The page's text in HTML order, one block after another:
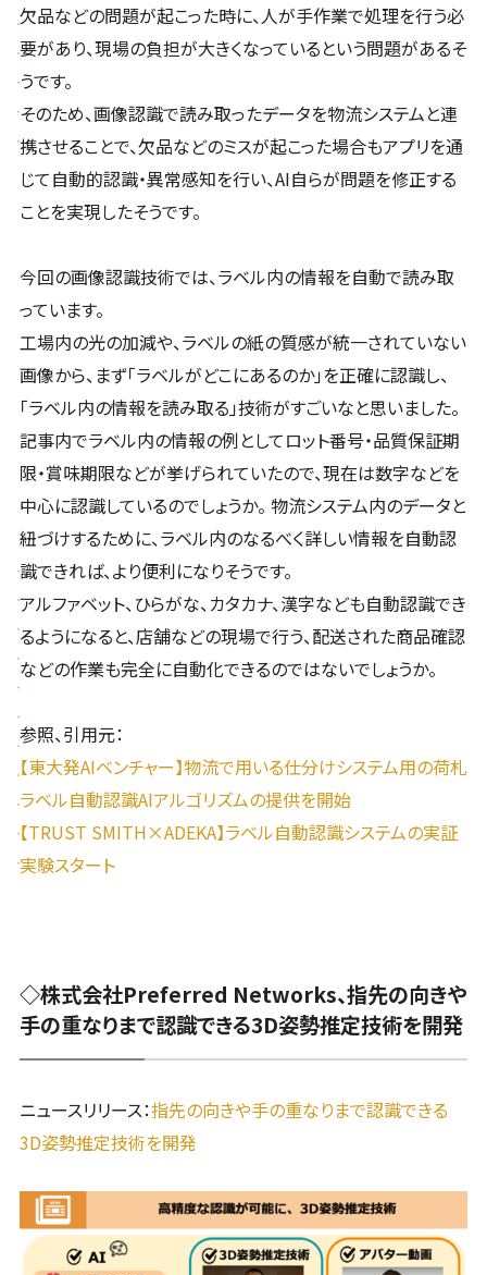
欠品などの問題が起こった時に、人が手作業で処理を行う必
要があり、現場の負担が大きくなっているという問題があるそ
うです。
そのため、画像認識で読み取ったデータを物流システムと連
携させることで、欠品などのミスが起こった場合もアプリを通
じて自動的認識・異常感知を行い、AI自らが問題を修正する
ことを実現したそうです。
今回の画像認識技術では、ラベル内の情報を自動で読み取
っています。
工場内の光の加減や、ラベルの紙の質感が統一されていない
画像から、まず「ラベルがどこにあるのか」を正確に認識し、
「ラベル内の情報を読み取る」技術がすごいなと思いました。
記事内でラベル内の情報の例としてロット番号・品質保証期
限・賞味期限などが挙げられていたので、現在は数字などを
中心に認識しているのでしょうか。 物流システム内のデータと
紐づけするために、ラベル内のなるべく詳しい情報を自動認
識できれば、より便利になりそうです。
アルファベット、ひらがな、カタカナ、漢字なども自動認識でき
るようになると、店舗などの現場で行う、配送された商品確認
などの作業も完全に自動化できるのではないでしょうか。
参照、引用元：
【東大発AIベンチャー】物流で用いる仕分けシステム用の荷札
ラベル自動認識AIアルゴリズムの提供を開始
【TRUST SMITH×ADEKA】ラベル自動認識システムの実証
実験スタート
◇株式会社Preferred Networks、指先の向きや
手の重なりまで認識できる3D姿勢推定技術を開発
ニュースリリース：指先の向きや手の重なりまで認識できる
3D姿勢推定技術を開発